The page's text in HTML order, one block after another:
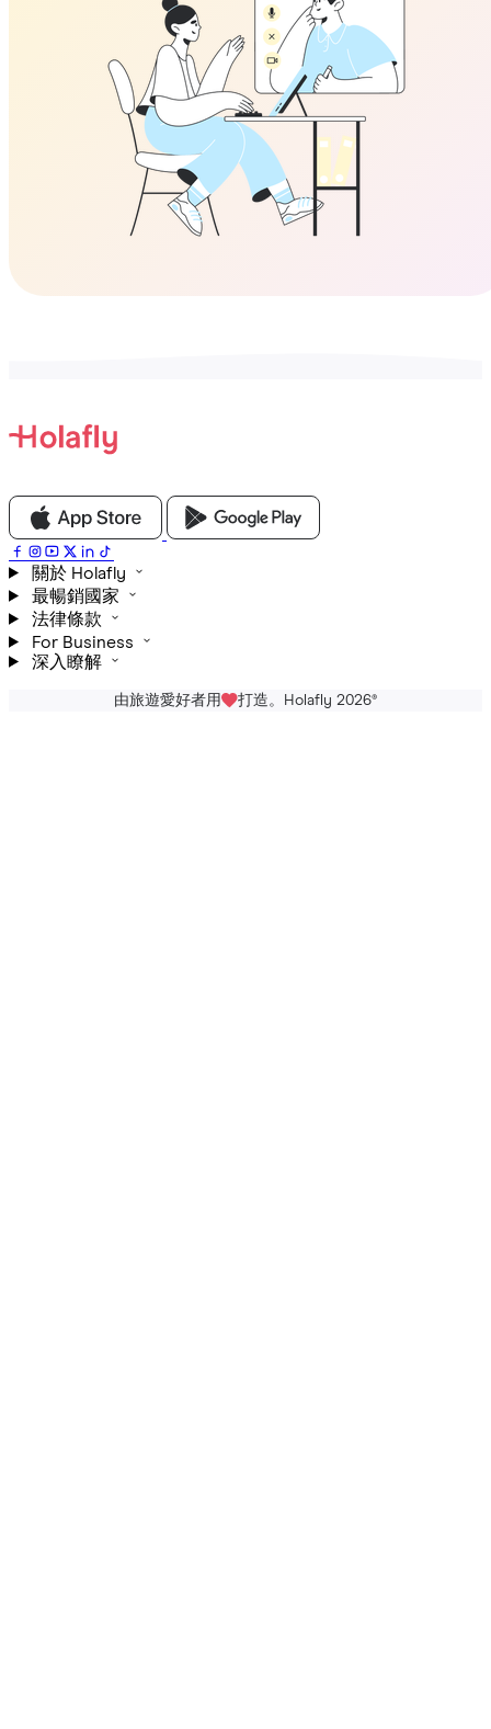
關於 Holafly
最暢銷國家
法律條款
For Business
深入瞭解
由旅遊愛好者用 打造。Holafly 2026®